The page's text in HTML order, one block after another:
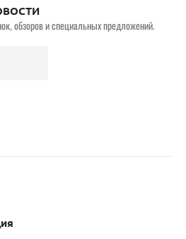
обзоров и специальных предложений.